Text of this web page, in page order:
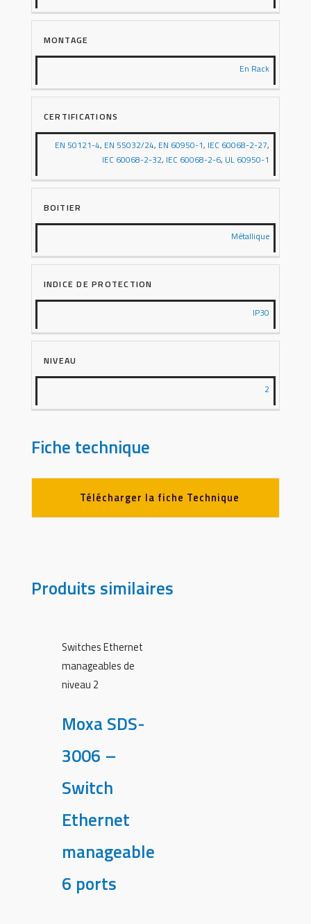
MONTAGE
En Rack
CERTIFICATIONS
EN 50121-4, EN 55032/24, EN 60950-1, IEC 60068-2-27,
IEC 60068-2-32, IEC 60068-2-6, UL 60950-1
BOITIER
Métallique
INDICE DE PROTECTION
IP30
NIVEAU
2
Fiche technique
Télécharger la fiche Technique
Produits similaires
Switches Ethernet
manageables de
niveau 2
Moxa SDS-
3006 –
Switch
Ethernet
manageable
6 ports